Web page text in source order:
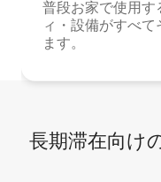
普段お家で使用す
ィ・設備がすべて
ます。
長期滞在向け⁠